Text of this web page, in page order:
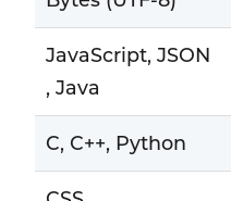
JavaScript, JSON
, Java
C, C++, Python